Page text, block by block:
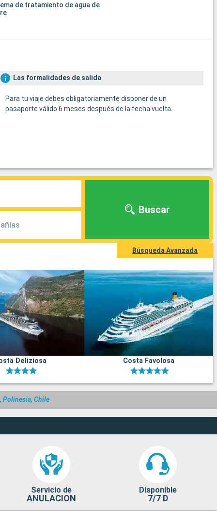
de tratamiento de agua de
Las formalidades de salida
Para tu viaje debes obligatoriamente disponer de un
pasaporte válido 6 meses después de la fecha vuelta.
Buscar
Búsqueda Avanzada
Deliziosa Costa Favolosa
Polinesia, Chile
Servicio de
ANULACION
Disponible
7/7 D